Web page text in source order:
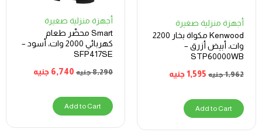
أجهزة منزلية صغيرة
Kenwood مكواة بخار 2200
وات، أبيض أزرق –
STP60000WB
1,962جنيه 1,595جنيه
Add to Cart
أجهزة منزلية صغيرة
Smart محضّر طعام
كهربائي 2000 وات، أسود –
SFP417SE
8,290جنيه 6,740 جنيه
Add to Cart